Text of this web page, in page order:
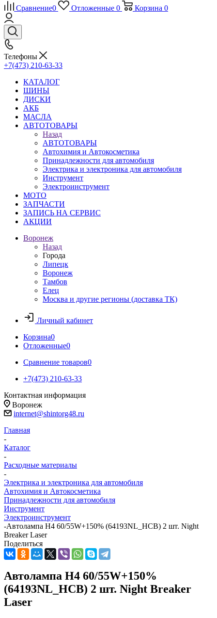
Сравнение0 Отложенные 0 Корзина 0
Телефоны
+7(473) 210-63-33
КАТАЛОГ
ШИНЫ
ДИСКИ
АКБ
МАСЛА
АВТОТОВАРЫ
Назад
АВТОТОВАРЫ
Автохимия и Автокосметика
Принадлежности для автомобиля
Электрика и электроника для автомобиля
Инструмент
Электроинструмент
МОТО
ЗАПЧАСТИ
ЗАПИСЬ НА СЕРВИС
АКЦИИ
Воронеж
Назад
Города
Липецк
Воронеж
Тамбов
Елец
Москва и другие регионы (доставка ТК)
Личный кабинет
Корзина0
Отложенные0
Сравнение товаров0
+7(473) 210-63-33
Контактная информация
Воронеж
internet@shintorg48.ru
Главная
-
Каталог
-
Расходные материалы
-
Электрика и электроника для автомобиля
Автохимия и Автокосметика
Принадлежности для автомобиля
Инструмент
Электроинструмент
-Автолампа H4 60/55W+150% (64193NL_HCB) 2 шт. Night
Breaker Laser
Поделиться
Автолампа H4 60/55W+150%
(64193NL_HCB) 2 шт. Night Breaker
Laser